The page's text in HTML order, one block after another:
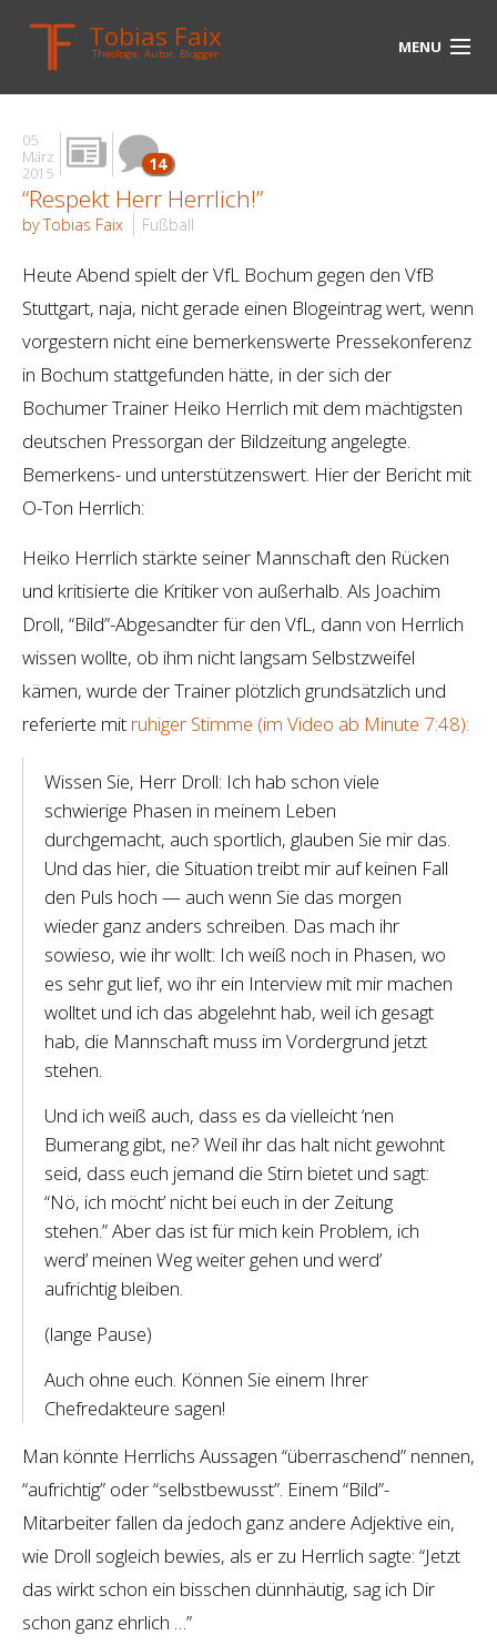
Tobias Faix
Theologe, Autor, Blogger MENU
HOME
BLOG
BIOGRAPHIE
MEDIEN
LINKS
05
März
2015
14
“Respekt Herr Herrlich!”
by Tobias Faix Fußball
Heute Abend spielt der VfL Bochum gegen den VfB
Stuttgart, naja, nicht gerade einen Blogeintrag wert, wenn
vorgestern nicht eine bemerkenswerte Pressekonferenz
in Bochum stattgefunden hätte, in der sich der
Bochumer Trainer Heiko Herrlich mit dem mächtigsten
deutschen Pressorgan der Bildzeitung angelegte.
Bemerkens- und unterstützenswert. Hier der Bericht mit
O-Ton Herrlich:
Heiko Herrlich stärkte seiner Mannschaft den Rücken
und kritisierte die Kritiker von außerhalb. Als Joachim
Droll, “Bild”-Abgesandter für den VfL, dann von Herrlich
wissen wollte, ob ihm nicht langsam Selbstzweifel
kämen, wurde der Trainer plötzlich grundsätzlich und
referierte mit ruhiger Stimme (im Video ab Minute 7:48):
Wissen Sie, Herr Droll: Ich hab schon viele
schwierige Phasen in meinem Leben
durchgemacht, auch sportlich, glauben Sie mir das.
Und das hier, die Situation treibt mir auf keinen Fall
den Puls hoch — auch wenn Sie das morgen
wieder ganz anders schreiben. Das mach ihr
sowieso, wie ihr wollt: Ich weiß noch in Phasen, wo
es sehr gut lief, wo ihr ein Interview mit mir machen
wolltet und ich das abgelehnt hab, weil ich gesagt
hab, die Mannschaft muss im Vordergrund jetzt
stehen.
Und ich weiß auch, dass es da vielleicht ‘nen
Bumerang gibt, ne? Weil ihr das halt nicht gewohnt
seid, dass euch jemand die Stirn bietet und sagt:
“Nö, ich möcht’ nicht bei euch in der Zeitung
stehen.” Aber das ist für mich kein Problem, ich
werd’ meinen Weg weiter gehen und werd’
aufrichtig bleiben.
(lange Pause)
Auch ohne euch. Können Sie einem Ihrer
Chefredakteure sagen!
Man könnte Herrlichs Aussagen “überraschend” nennen,
“aufrichtig” oder “selbstbewusst”. Einem “Bild”-
Mitarbeiter fallen da jedoch ganz andere Adjektive ein,
wie Droll sogleich bewies, als er zu Herrlich sagte: “Jetzt
das wirkt schon ein bisschen dünnhäutig, sag ich Dir
schon ganz ehrlich …”